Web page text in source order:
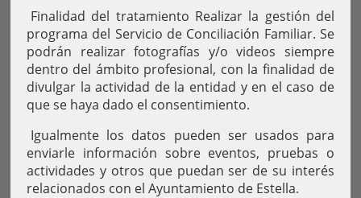
Finalidad del tratamiento Realizar la gestión del
programa del Servicio de Conciliación Familiar. Se
podrán realizar fotografías y/o videos siempre
dentro del ámbito profesional, con la finalidad de
divulgar la actividad de la entidad y en el caso de
que se haya dado el consentimiento.
Igualmente los datos pueden ser usados para
enviarle información sobre eventos, pruebas o
actividades y otros que puedan ser de su interés
relacionados con el Ayuntamiento de Estella.